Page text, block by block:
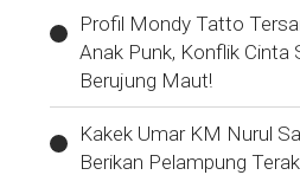
Profil Mondy Tatto
Anak Punk, Konflik Cinta
Berujung Maut!
Kakek Umar KM Nurul
Berikan Pelampung